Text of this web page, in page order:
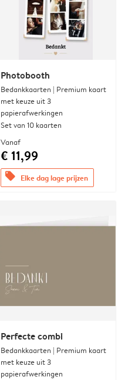
Photobooth
Bedankkaarten | Premium kaart
met keuze uit 3
papierafwerkingen
Set van 10 kaarten
Vanaf
€ 11,99
offers Elke dag lage prijzen
Perfecte combi
Bedankkaarten | Premium kaart
met keuze uit 3
papierafwerkingen